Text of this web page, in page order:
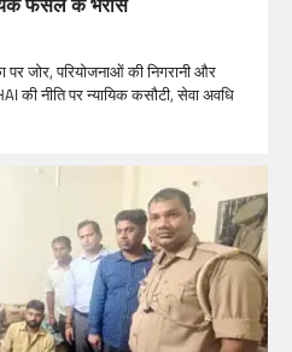
पर जोर, परियोजनाओं की निगरानी और
की नीति पर न्यायिक कसौटी, सेवा अवधि